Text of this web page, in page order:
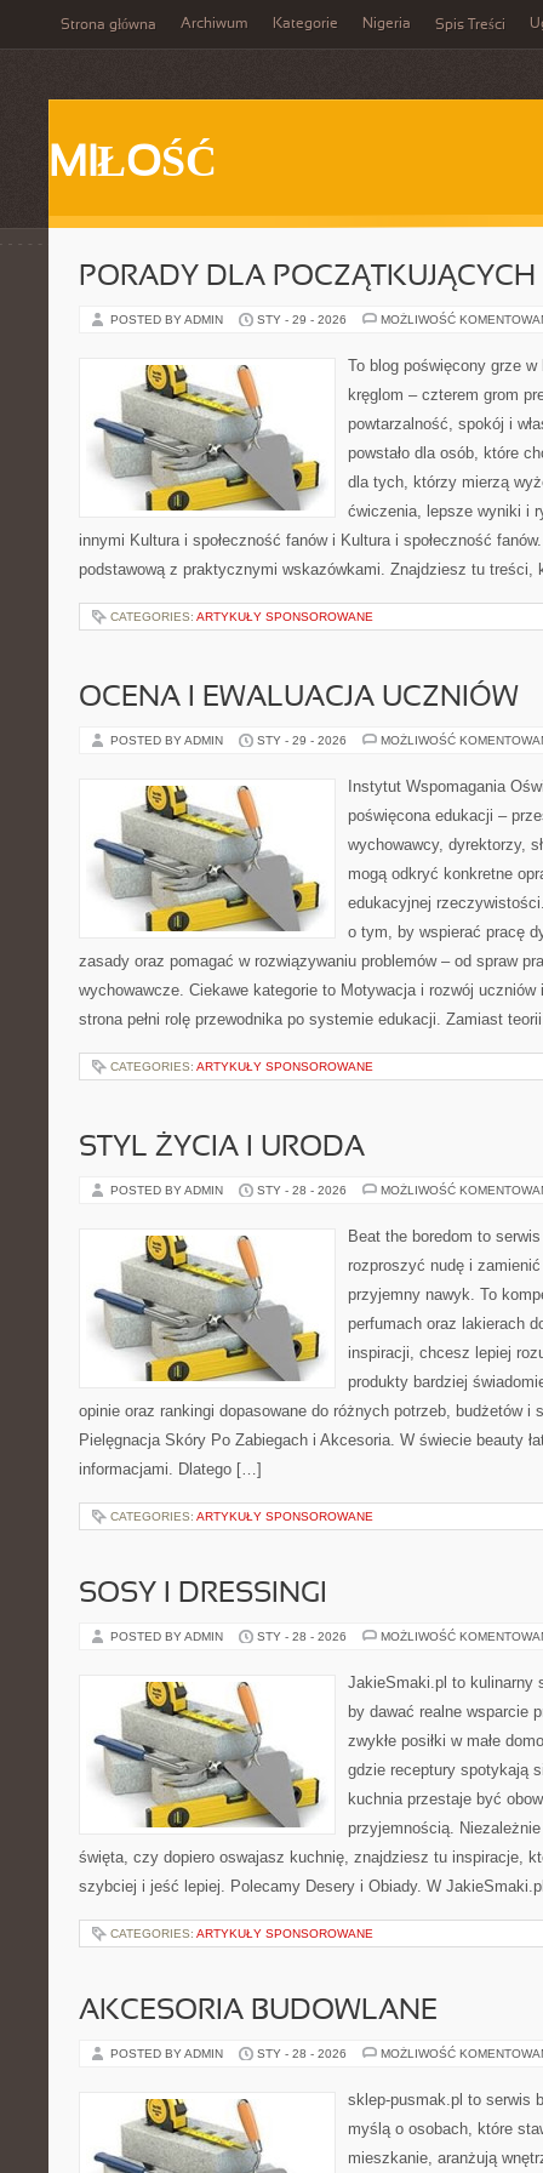
Strona główna Archiwum Kategorie Nigeria Spis Treści
MIŁOŚĆ
PORADY DLA POCZĄTKUJĄCYCH
POSTED BY ADMIN STY - 29 - 2026 MOŻLIWOŚĆ
To blog poświęcony grze
kręglom – czterem grom
powtarzalność, spokój i
powstało dla osób, które
dla tych, którzy mierzą
ćwiczenia, lepsze wyniki i
innymi Kultura i społeczność fanów i Kultura i społeczność
podstawową z praktycznymi wskazówkami. Znajdziesz tu treści,
CATEGORIES: ARTYKUŁY SPONSOROWANE
OCENA I EWALUACJA UCZNIÓW
POSTED BY ADMIN STY - 29 - 2026 MOŻLIWOŚĆ
Instytut Wspomagania
poświęcona edukacji –
wychowawcy, dyrektorzy,
mogą odkryć konkretne
edukacyjnej
o tym, by wspierać pracę
zasady oraz pomagać w rozwiązywaniu problemów – od spraw
wychowawcze. Ciekawe kategorie to Motywacja i rozwój
strona pełni rolę przewodnika po systemie edukacji. Zamiast
CATEGORIES: ARTYKUŁY SPONSOROWANE
STYL ŻYCIA I URODA
POSTED BY ADMIN STY - 28 - 2026 MOŻLIWOŚĆ
Beat the boredom to
rozproszyć nudę i
przyjemny nawyk. To
perfumach oraz lakierach
inspiracji, chcesz lepiej
produkty bardziej
opinie oraz rankingi dopasowane do różnych potrzeb, budżetów i
Pielęgnacja Skóry Po Zabiegach i Akcesoria. W świecie beauty
informacjami. Dlatego […]
CATEGORIES: ARTYKUŁY SPONSOROWANE
SOSY I DRESSINGI
POSTED BY ADMIN STY - 28 - 2026 MOŻLIWOŚĆ
JakieSmaki.pl to kulinarny
by dawać realne wsparcie
zwykłe posiłki w małe
gdzie receptury spotykają
kuchnia przestaje być
przyjemnością.
święta, czy dopiero oswajasz kuchnię, znajdziesz tu inspiracje,
szybciej i jeść lepiej. Polecamy Desery i Obiady. W
CATEGORIES: ARTYKUŁY SPONSOROWANE
AKCESORIA BUDOWLANE
POSTED BY ADMIN STY - 28 - 2026 MOŻLIWOŚĆ
sklep-pusmak.pl to serwis
myślą o osobach, które
mieszkanie, aranżują